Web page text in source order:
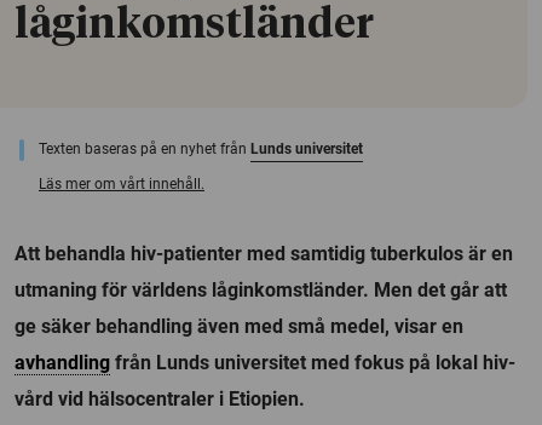
låginkomstländer
Texten baseras på en nyhet från Lunds universitet
Läs mer om vårt innehåll.
Att behandla hiv-patienter med samtidig tuberkulos är en
utmaning för världens låginkomstländer. Men det går att
ge säker behandling även med små medel, visar en
avhandling från Lunds universitet med fokus på lokal hiv-
vård vid hälsocentraler i Etiopien.